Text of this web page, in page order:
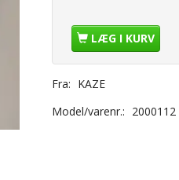
LÆG I KURV
Fra: KAZE
Model/varenr.: 2000112